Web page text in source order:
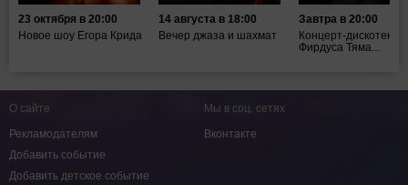
23 октября в 20:00
Новое шоу Егора Крида
14 августа в 18:00
Вечер джаза и шахмат
Завтра в 20:00
Концерт-дискотека
Фирдуса Тяма...
О сайте
Рекламодателям
Добавить событие
Добавить детское событие
Мы в соц. сетях
Вконтакте